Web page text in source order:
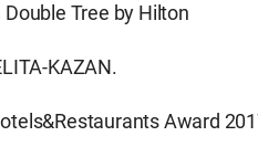
Tree by Hilton
KAZAN.
Award